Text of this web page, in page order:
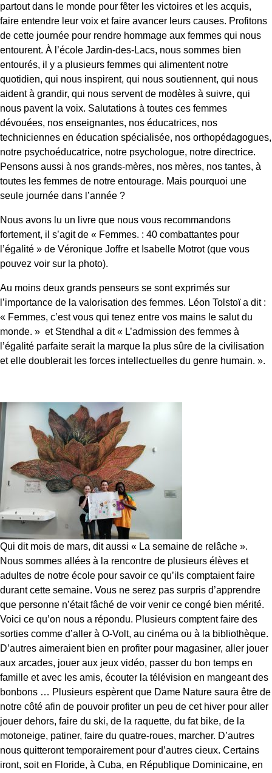
partout dans le monde pour fêter les victoires et les acquis,
faire entendre leur voix et faire avancer leurs causes. Profitons
de cette journée pour rendre hommage aux femmes qui nous
entourent. À l’école Jardin-des-Lacs, nous sommes bien
entourés, il y a plusieurs femmes qui alimentent notre
quotidien, qui nous inspirent, qui nous soutiennent, qui nous
aident à grandir, qui nous servent de modèles à suivre, qui
nous pavent la voix. Salutations à toutes ces femmes
dévouées, nos enseignantes, nos éducatrices, nos
techniciennes en éducation spécialisée, nos orthopédagogues,
notre psychoéducatrice, notre psychologue, notre directrice.
Pensons aussi à nos grands-mères, nos mères, nos tantes, à
toutes les femmes de notre entourage. Mais pourquoi une
seule journée dans l’année ?
Nous avons lu un livre que nous vous recommandons
fortement, il s’agit de « Femmes. : 40 combattantes pour
l’égalité » de Véronique Joffre et Isabelle Motrot (que vous
pouvez voir sur la photo).
Au moins deux grands penseurs se sont exprimés sur
l’importance de la valorisation des femmes. Léon Tolstoï a dit :
« Femmes, c’est vous qui tenez entre vos mains le salut du
monde. » et Stendhal a dit « L’admission des femmes à
l’égalité parfaite serait la marque la plus sûre de la civilisation
et elle doublerait les forces intellectuelles du genre humain. ».
Qui dit mois de mars, dit aussi « La semaine de relâche ».
Nous sommes allées à la rencontre de plusieurs élèves et
adultes de notre école pour savoir ce qu’ils comptaient faire
durant cette semaine. Vous ne serez pas surpris d’apprendre
que personne n’était fâché de voir venir ce congé bien mérité.
Voici ce qu’on nous a répondu. Plusieurs comptent faire des
sorties comme d’aller à O-Volt, au cinéma ou à la bibliothèque.
D’autres aimeraient bien en profiter pour magasiner, aller jouer
aux arcades, jouer aux jeux vidéo, passer du bon temps en
famille et avec les amis, écouter la télévision en mangeant des
bonbons … Plusieurs espèrent que Dame Nature saura être de
notre côté afin de pouvoir profiter un peu de cet hiver pour aller
jouer dehors, faire du ski, de la raquette, du fat bike, de la
motoneige, patiner, faire du quatre-roues, marcher. D’autres
nous quitteront temporairement pour d’autres cieux. Certains
iront, soit en Floride, à Cuba, en République Dominicaine, en